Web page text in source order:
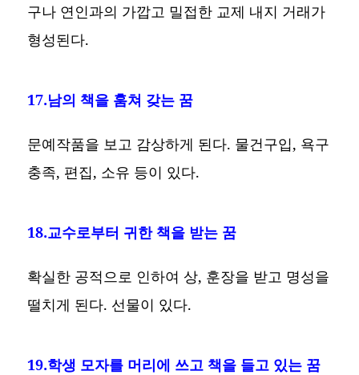
구나 연인과의 가깝고 밀접한 교제 내지 거래가
형성된다.
17.남의 책을 훔쳐 갖는 꿈
문예작품을 보고 감상하게 된다. 물건구입, 욕구
충족, 편집, 소유 등이 있다.
18.교수로부터 귀한 책을 받는 꿈
확실한 공적으로 인하여 상, 훈장을 받고 명성을
떨치게 된다. 선물이 있다.
19.학생 모자를 머리에 쓰고 책을 들고 있는 꿈